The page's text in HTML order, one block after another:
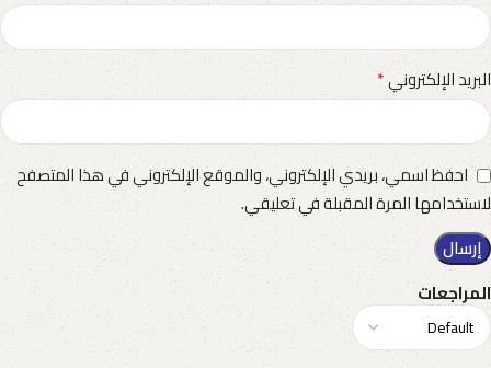
المراجعات
البريد الإلكتروني*
احفظ اسمي، بريدي الإلكتروني، والموقع الإلكتروني في هذا المتصفح
لاستخدامها المرة المقبلة في تعليقي.